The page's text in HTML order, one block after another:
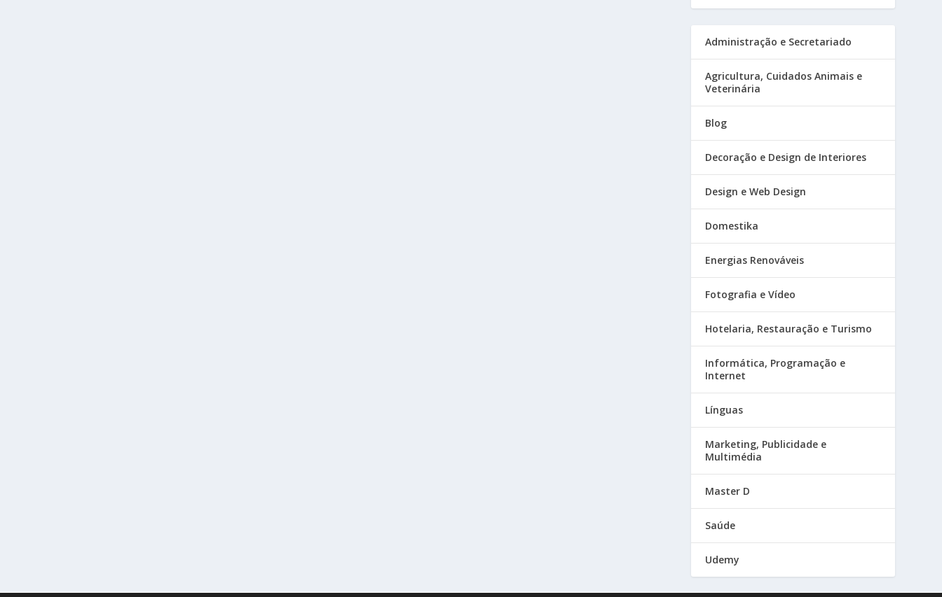
Administração e Secretariado
Agricultura, Cuidados Animais e
Veterinária
Blog
Decoração e Design de Interiores
Design e Web Design
Domestika
Energias Renováveis
Fotografia e Vídeo
Hotelaria, Restauração e Turismo
Informática, Programação e
Internet
Línguas
Marketing, Publicidade e
Multimédia
Master D
Saúde
Udemy